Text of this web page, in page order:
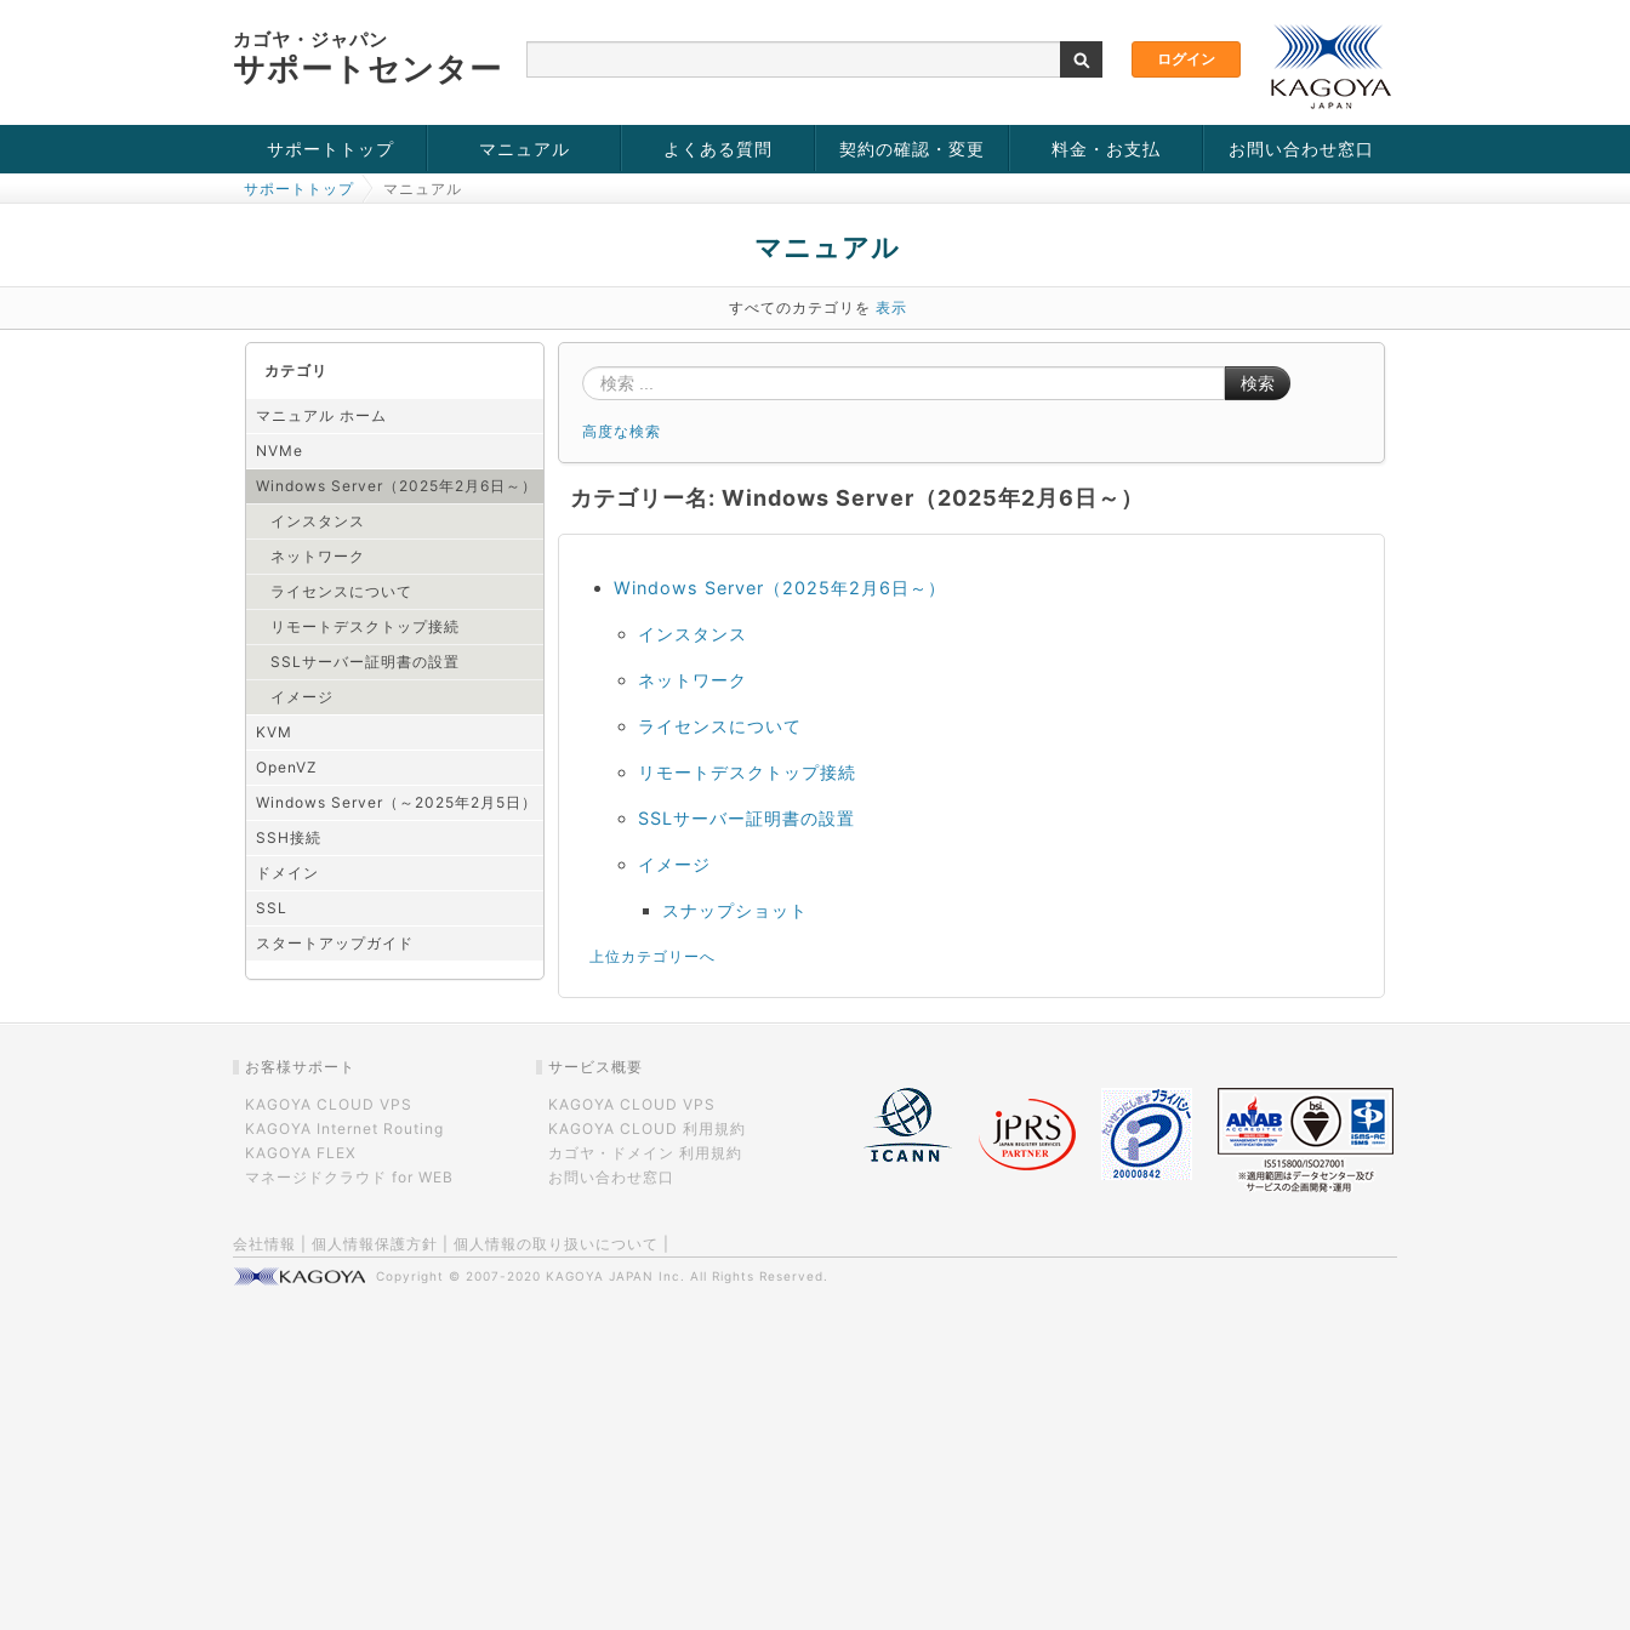
カゴヤ・ジャパン
サポートセンター
サポートトップ
お役立ち情報
チュートリアル
障害・メンテナンス情報
マニュアル
KVM
OpenVZ
Windows Server
SSH接続
ドメイン
SSL
よくある質問 契約の確認・変更 料金・お支払 お問い合わせ窓口
サポートトップ マニュアル
マニュアル
すべてのカテゴリを 表示
カテゴリ
マニュアル ホーム
NVMe
Windows Server（2025年2月6日～）
インスタンス
ネットワーク
ライセンスについて
リモートデスクトップ接続
SSLサーバー証明書の設置
イメージ
KVM
OpenVZ
Windows Server（～2025年2月5日）
SSH接続
ドメイン
SSL
スタートアップガイド
検索
高度な検索
カテゴリー名: Windows Server（2025年2月6日～）
Windows Server（2025年2月6日～）
インスタンス
ネットワーク
ライセンスについて
リモートデスクトップ接続
SSLサーバー証明書の設置
イメージ
スナップショット
上位カテゴリーへ
お客様サポート
KAGOYA CLOUD VPS
KAGOYA Internet Routing
KAGOYA FLEX
マネージドクラウド for WEB
サービス概要
KAGOYA CLOUD VPS
KAGOYA CLOUD 利用規約
カゴヤ・ドメイン 利用規約
お問い合わせ窓口
会社情報 個人情報保護方針 個人情報の取り扱いについて
Copyright © 2007-2020 KAGOYA JAPAN Inc. All Rights Reserved.